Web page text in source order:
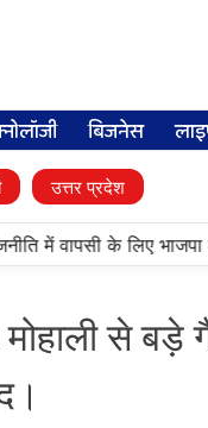
बिजनेस
उत्तर प्रदेश
में वापसी के लिए
से बड़े